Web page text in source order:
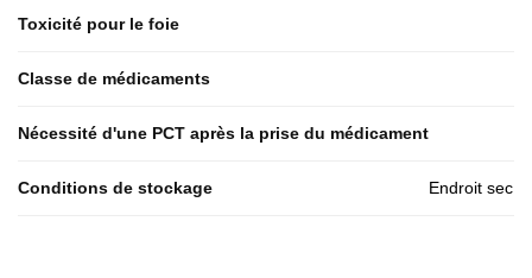
Toxicité pour le foie
Classe de médicaments
Nécessité d'une PCT après la prise du médicament
Conditions de stockage Endroit sec